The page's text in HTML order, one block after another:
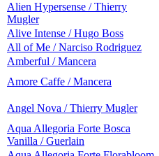
Alien Hypersense / Thierry
Mugler
Alive Intense / Hugo Boss
All of Me / Narciso Rodriguez
Amberful / Mancera
Amore Caffe / Mancera
Angel Nova / Thierry Mugler
Aqua Allegoria Forte Bosca
Vanilla / Guerlain